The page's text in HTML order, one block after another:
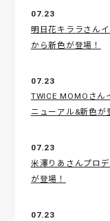
07.23
明日花キララさん
から新色が登場！
07.23
TWICE MOMOさん
ニューアル&新色が
07.23
米澤りあさんプロ
が登場！
07.23